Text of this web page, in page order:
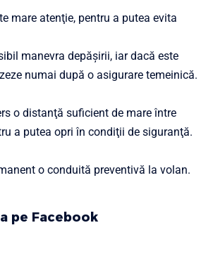
mare atenţie, pentru a putea evita
manevra depăşirii, iar dacă este
numai după o asigurare temeinică.
o distanţă suficient de mare între
a putea opri în condiţii de siguranţă.
o conduită preventivă la volan.
pe Facebook